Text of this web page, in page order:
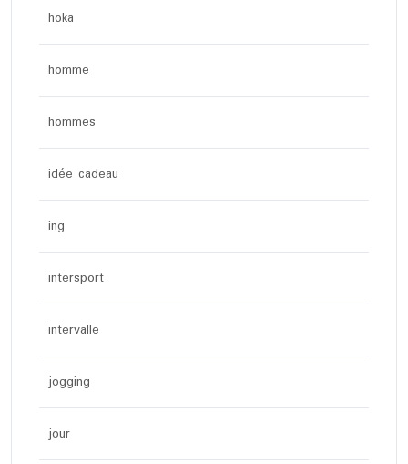
hoka
homme
hommes
idée cadeau
ing
intersport
intervalle
jogging
jour